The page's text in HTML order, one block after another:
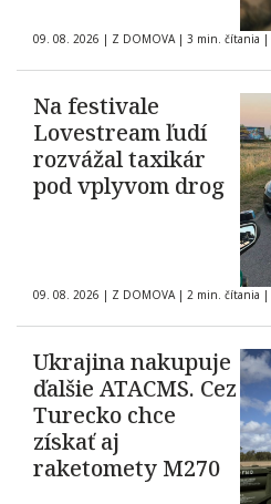
09. 08. 2026 | Z DOMOVA | 3 min. čítania |
Na festivale
Lovestream ľudí
rozvážal taxikár
pod vplyvom drog
09. 08. 2026 | Z DOMOVA | 2 min. čítania |
Ukrajina nakupuje
ďalšie ATACMS. Cez
Turecko chce
získať aj
raketomety M270